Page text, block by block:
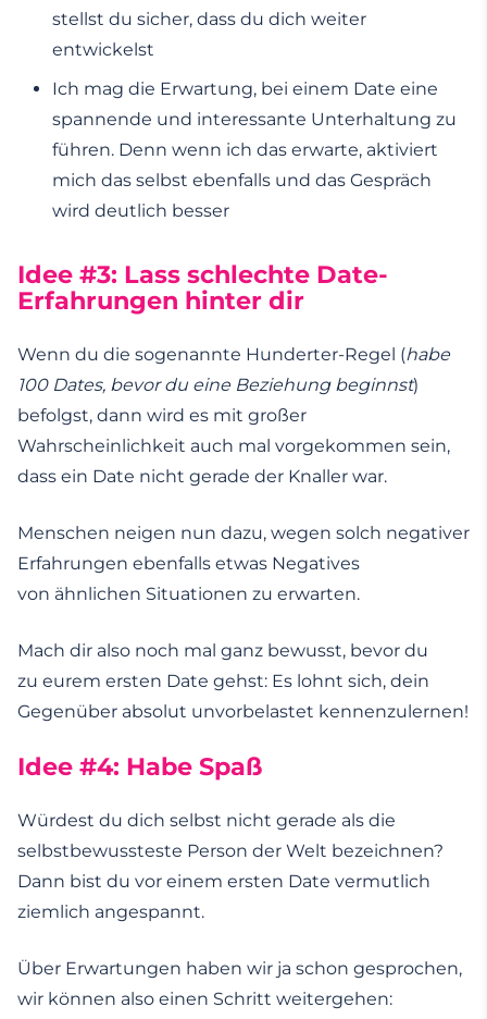
stellst du sicher, dass du dich weiter
entwickelst
Ich mag die Erwartung, bei einem Date eine
spannende und interessante Unterhaltung zu
führen. Denn wenn ich das erwarte, aktiviert
mich das selbst ebenfalls und das Gespräch
wird deutlich besser
Idee #3: Lass schlechte Date-
Erfahrungen hinter dir
Wenn du die sogenannte Hunderter-Regel (habe
100 Dates, bevor du eine Beziehung beginnst)
befolgst, dann wird es mit großer
Wahrscheinlichkeit auch mal vorgekommen sein,
dass ein Date nicht gerade der Knaller war.
Menschen neigen nun dazu, wegen solch negativer
Erfahrungen ebenfalls etwas Negatives
von ähnlichen Situationen zu erwarten.
Mach dir also noch mal ganz bewusst, bevor du
zu eurem ersten Date gehst: Es lohnt sich, dein
Gegenüber absolut unvorbelastet kennenzulernen!
Idee #4: Habe Spaß
Würdest du dich selbst nicht gerade als die
selbstbewussteste Person der Welt bezeichnen?
Dann bist du vor einem ersten Date vermutlich
ziemlich angespannt.
Über Erwartungen haben wir ja schon gesprochen,
wir können also einen Schritt weitergehen: